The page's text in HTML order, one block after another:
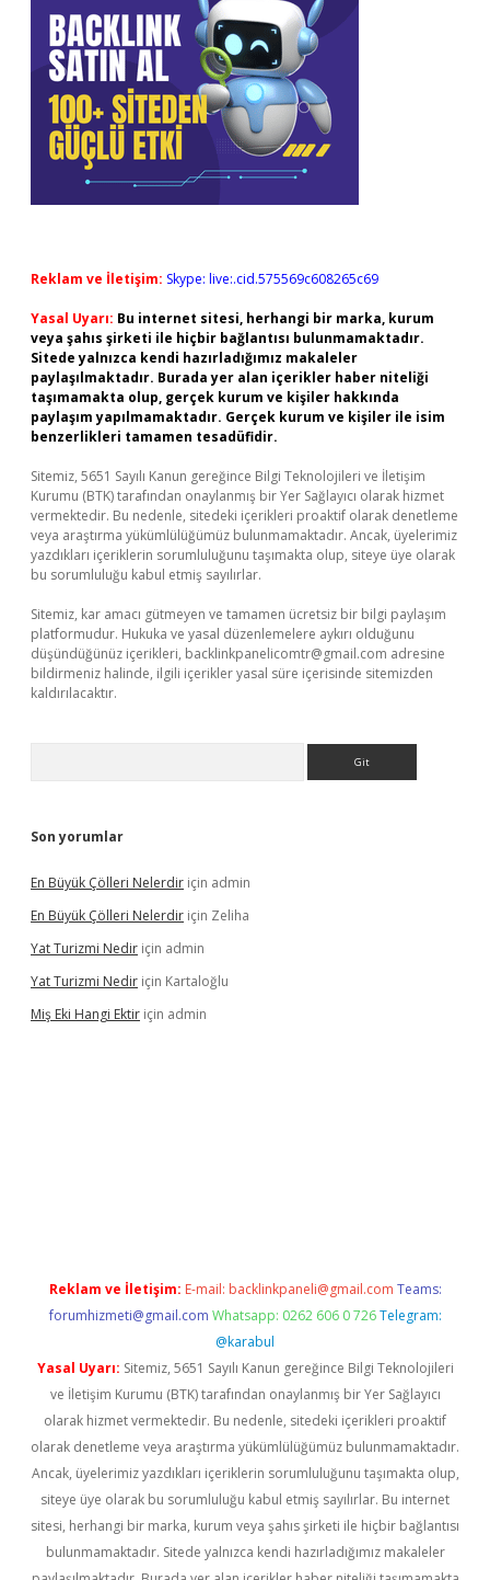
Reklam ve İletişim: Skype: live:.cid.575569c608265c69
Yasal Uyarı: Bu internet sitesi, herhangi bir marka, kurum
veya şahıs şirketi ile hiçbir bağlantısı bulunmamaktadır.
Sitede yalnızca kendi hazırladığımız makaleler
paylaşılmaktadır. Burada yer alan içerikler haber niteliği
taşımamakta olup, gerçek kurum ve kişiler hakkında
paylaşım yapılmamaktadır. Gerçek kurum ve kişiler ile isim
benzerlikleri tamamen tesadüfidir.
Sitemiz, 5651 Sayılı Kanun gereğince Bilgi Teknolojileri ve İletişim
Kurumu (BTK) tarafından onaylanmış bir Yer Sağlayıcı olarak hizmet
vermektedir. Bu nedenle, sitedeki içerikleri proaktif olarak denetleme
veya araştırma yükümlülüğümüz bulunmamaktadır. Ancak, üyelerimiz
yazdıkları içeriklerin sorumluluğunu taşımakta olup, siteye üye olarak
bu sorumluluğu kabul etmiş sayılırlar.
Sitemiz, kar amacı gütmeyen ve tamamen ücretsiz bir bilgi paylaşım
platformudur. Hukuka ve yasal düzenlemelere aykırı olduğunu
düşündüğünüz içerikleri, backlinkpanelicomtr@gmail.com adresine
bildirmeniz halinde, ilgili içerikler yasal süre içerisinde sitemizden
kaldırılacaktır.
Son yorumlar
En Büyük Çölleri Nelerdir için admin
En Büyük Çölleri Nelerdir için Zeliha
Yat Turizmi Nedir için admin
Yat Turizmi Nedir için Kartaloğlu
Miş Eki Hangi Ektir için admin
Reklam ve İletişim: E-mail: backlinkpaneli@gmail.com Teams:
forumhizmeti@gmail.com Whatsapp: 0262 606 0 726 Telegram:
@karabul
Yasal Uyarı: Sitemiz, 5651 Sayılı Kanun gereğince Bilgi Teknolojileri
ve İletişim Kurumu (BTK) tarafından onaylanmış bir Yer Sağlayıcı
olarak hizmet vermektedir. Bu nedenle, sitedeki içerikleri proaktif
olarak denetleme veya araştırma yükümlülüğümüz bulunmamaktadır.
Ancak, üyelerimiz yazdıkları içeriklerin sorumluluğunu taşımakta olup,
siteye üye olarak bu sorumluluğu kabul etmiş sayılırlar. Bu internet
sitesi, herhangi bir marka, kurum veya şahıs şirketi ile hiçbir bağlantısı
bulunmamaktadır. Sitede yalnızca kendi hazırladığımız makaleler